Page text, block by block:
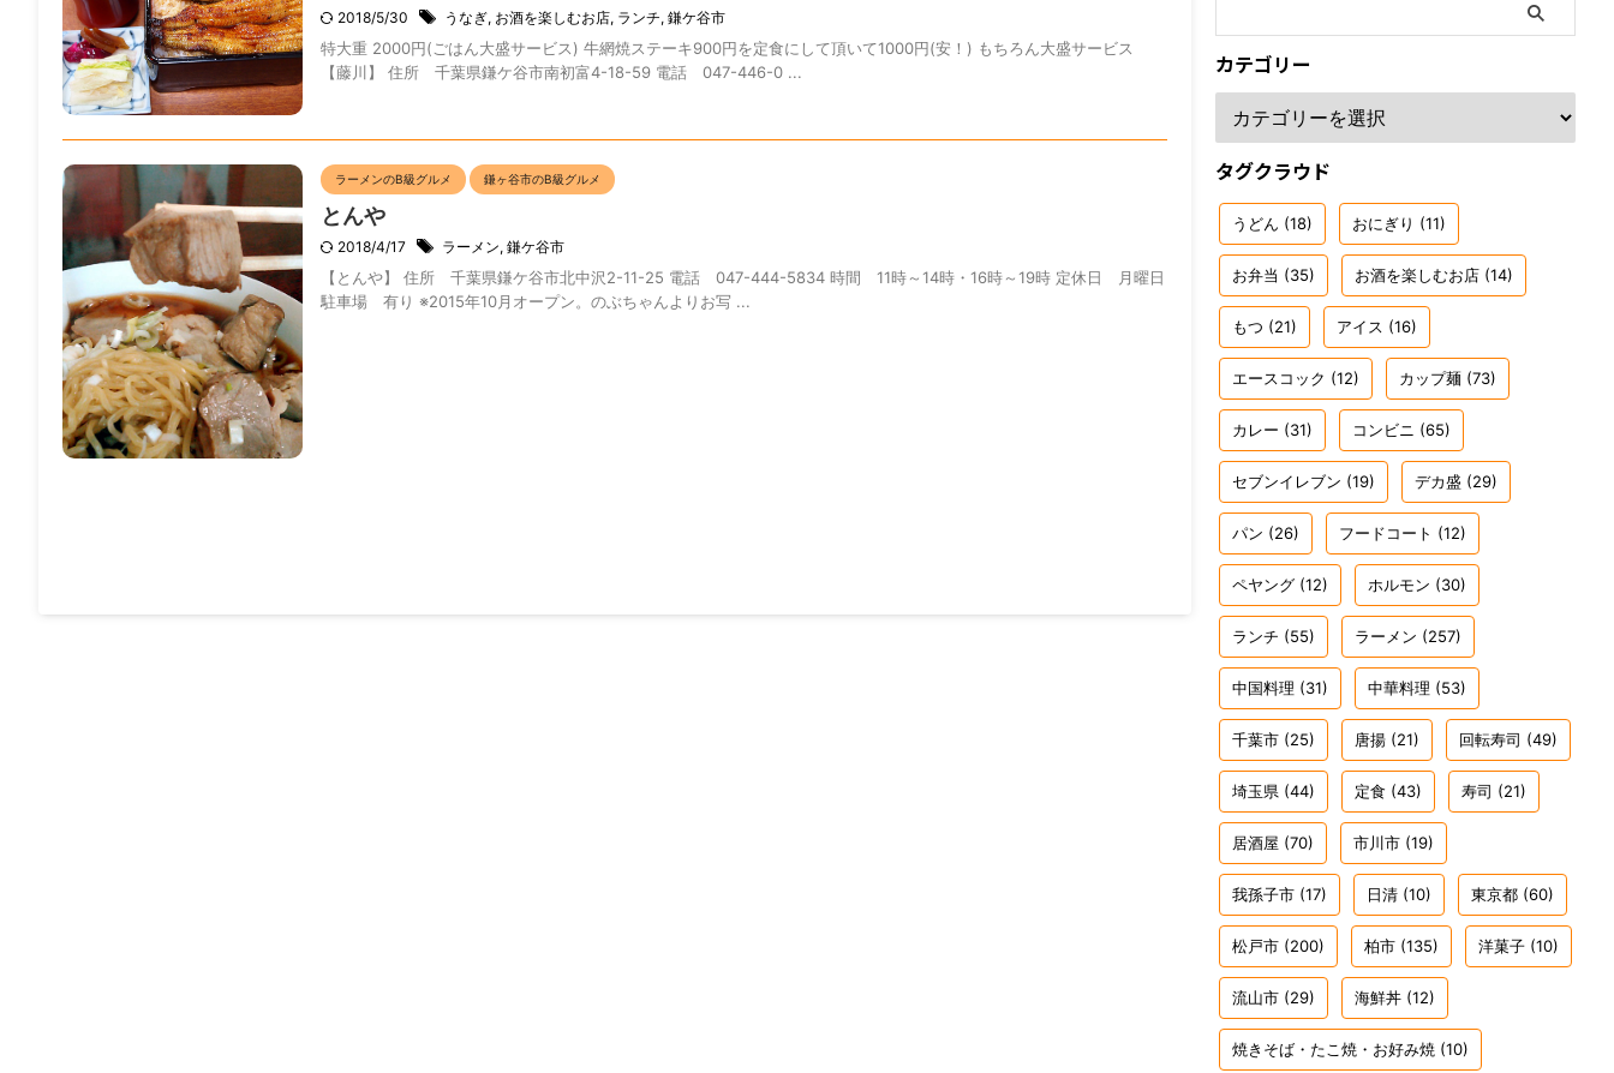
2018/5/30 うなぎ, お酒を楽しむお店, ランチ, 鎌ケ谷市
特大重 2000円(ごはん大盛サービス) 牛網焼ステーキ900円を定食にして頂いて1000円(安！) もちろん大盛サービス
【藤川】 住所 千葉県鎌ケ谷市南初富4-18-59 電話 047-446-0 ...
ラーメンのB級グルメ 鎌ヶ谷市のB級グルメ
とんや
2018/4/17 ラーメン, 鎌ケ谷市
【とんや】 住所 千葉県鎌ケ谷市北中沢2-11-25 電話 047-444-5834 時間 11時～14時・16時～19時 定休日 月曜日
駐車場 有り ※2015年10月オープン。のぶちゃんよりお写 ...
カテゴリー
タグクラウド
うどん (18) おにぎり (11)
お弁当 (35) お酒を楽しむお店 (14)
もつ (21) アイス (16)
エースコック (12) カップ麺 (73)
カレー (31) コンビニ (65)
セブンイレブン (19) デカ盛 (29)
パン (26) フードコート (12)
ペヤング (12) ホルモン (30)
ランチ (55) ラーメン (257)
中国料理 (31) 中華料理 (53)
千葉市 (25) 唐揚 (21) 回転寿司 (49)
埼玉県 (44) 定食 (43) 寿司 (21)
居酒屋 (70) 市川市 (19)
我孫子市 (17) 日清 (10) 東京都 (60)
松戸市 (200) 柏市 (135) 洋菓子 (10)
流山市 (29) 海鮮丼 (12)
焼きそば・たこ焼・お好み焼 (10)